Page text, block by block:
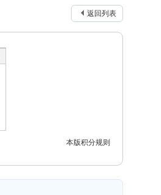
返回列表
本版积分规则